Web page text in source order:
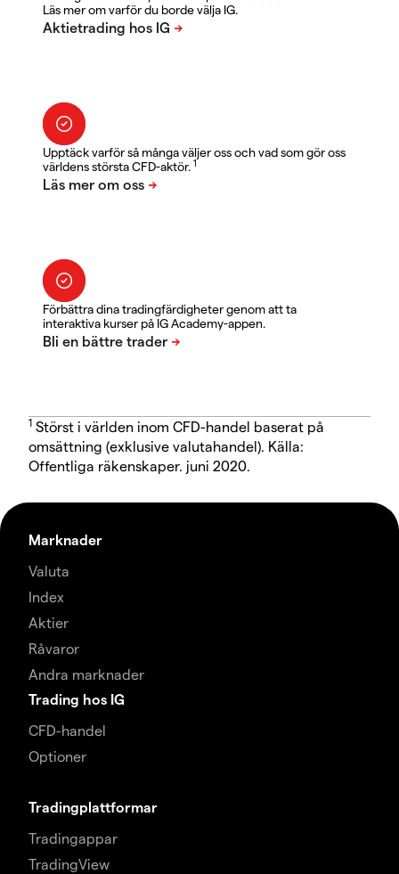
Läs mer om varför du borde välja IG.
Upptäck varför så många väljer oss och vad som gör oss
världens största CFD-aktör. 1
Förbättra dina tradingfärdigheter genom att ta
interaktiva kurser på IG Academy-appen.
1 Störst i världen inom CFD-handel baserat på
omsättning (exklusive valutahandel). Källa:
Offentliga räkenskaper. juni 2020.
Marknader
Valuta
Index
Aktier
Råvaror
Andra marknader
Trading hos IG
CFD-handel
Optioner
Tradingplattformar
Tradingappar
TradingView